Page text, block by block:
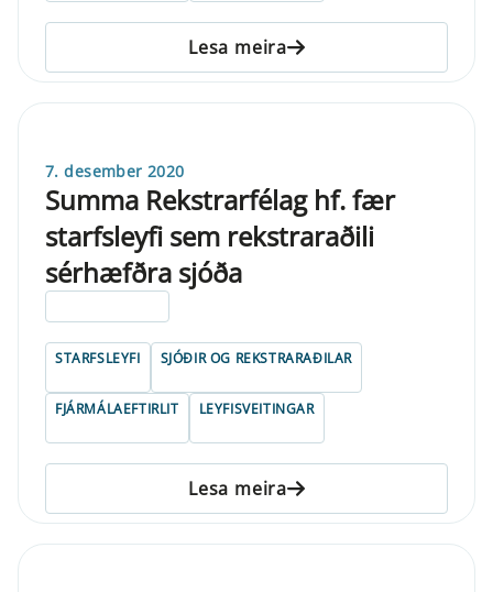
Lesa meira
7. desember 2020
Summa Rekstrarfélag hf. fær
starfsleyfi sem rekstraraðili
sérhæfðra sjóða
STARFSLEYFI SJÓÐIR OG REKSTRARAÐILAR
FJÁRMÁLAEFTIRLIT LEYFISVEITINGAR
Lesa meira